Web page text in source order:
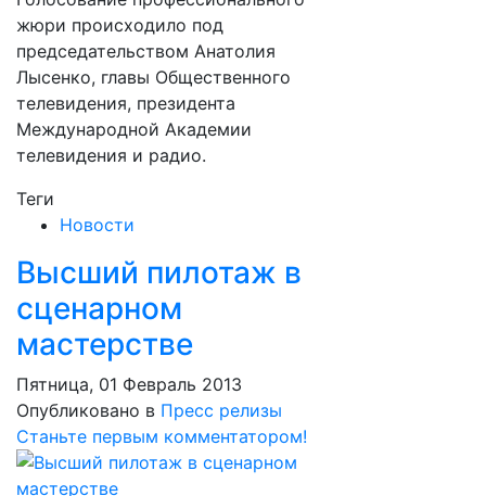
жюри происходило под
председательством Анатолия
Лысенко, главы Общественного
телевидения, президента
Международной Академии
телевидения и радио.
Теги
Новости
Высший пилотаж в
сценарном
мастерстве
Пятница, 01 Февраль 2013
Опубликовано в Пресс релизы
Станьте первым комментатором!